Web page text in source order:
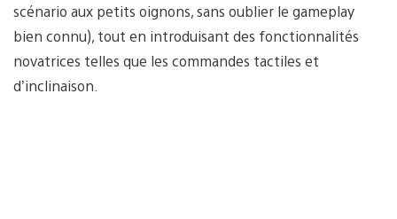
scénario aux petits oignons, sans oublier le gameplay
bien connu), tout en introduisant des fonctionnalités
novatrices telles que les commandes tactiles et
d’inclinaison.